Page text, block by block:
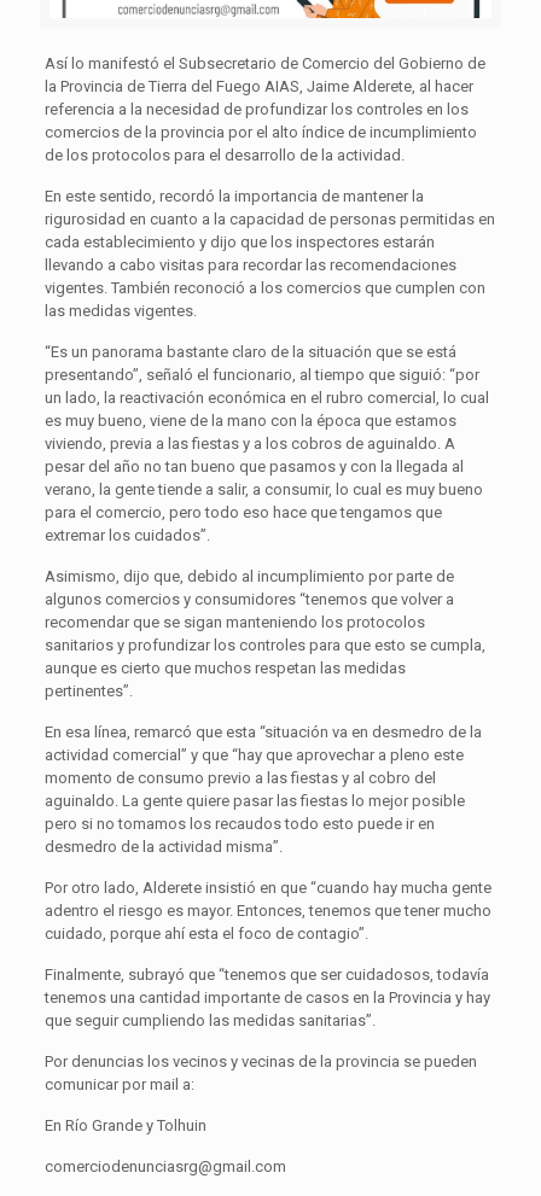
Así lo manifestó el Subsecretario de Comercio del Gobierno de
la Provincia de Tierra del Fuego AIAS, Jaime Alderete, al hacer
referencia a la necesidad de profundizar los controles en los
comercios de la provincia por el alto índice de incumplimiento
de los protocolos para el desarrollo de la actividad.
En este sentido, recordó la importancia de mantener la
rigurosidad en cuanto a la capacidad de personas permitidas en
cada establecimiento y dijo que los inspectores estarán
llevando a cabo visitas para recordar las recomendaciones
vigentes. También reconoció a los comercios que cumplen con
las medidas vigentes.
“Es un panorama bastante claro de la situación que se está
presentando”, señaló el funcionario, al tiempo que siguió: “por
un lado, la reactivación económica en el rubro comercial, lo cual
es muy bueno, viene de la mano con la época que estamos
viviendo, previa a las fiestas y a los cobros de aguinaldo. A
pesar del año no tan bueno que pasamos y con la llegada al
verano, la gente tiende a salir, a consumir, lo cual es muy bueno
para el comercio, pero todo eso hace que tengamos que
extremar los cuidados”.
Asimismo, dijo que, debido al incumplimiento por parte de
algunos comercios y consumidores “tenemos que volver a
recomendar que se sigan manteniendo los protocolos
sanitarios y profundizar los controles para que esto se cumpla,
aunque es cierto que muchos respetan las medidas
pertinentes”.
En esa línea, remarcó que esta “situación va en desmedro de la
actividad comercial” y que “hay que aprovechar a pleno este
momento de consumo previo a las fiestas y al cobro del
aguinaldo. La gente quiere pasar las fiestas lo mejor posible
pero si no tomamos los recaudos todo esto puede ir en
desmedro de la actividad misma”.
Por otro lado, Alderete insistió en que “cuando hay mucha gente
adentro el riesgo es mayor. Entonces, tenemos que tener mucho
cuidado, porque ahí esta el foco de contagio”.
Finalmente, subrayó que “tenemos que ser cuidadosos, todavía
tenemos una cantidad importante de casos en la Provincia y hay
que seguir cumpliendo las medidas sanitarias”.
Por denuncias los vecinos y vecinas de la provincia se pueden
comunicar por mail a:
En Río Grande y Tolhuin
comerciodenunciasrg@gmail.com